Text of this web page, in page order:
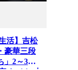
活】吉松
豪華三段
」2～3人